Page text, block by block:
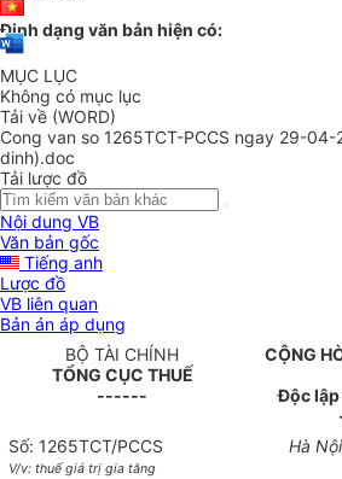
Định dạng văn bản hiện có:
MỤC LỤC
Không có mục lục
Tải về (WORD)
Cong van so 1265TCT-PCCS ngay 29-
dinh).doc
Tải lược đồ
Nội dung VB
Văn bản gốc
Tiếng anh
Lược đồ
VB liên quan
Bản án áp dụng
BỘ TÀI CHÍNH
TỔNG CỤC THUẾ
------
CỘNG
Độc lập
Số: 1265TCT/PCCS
V/v: thuế giá trị gia tăng
Hà